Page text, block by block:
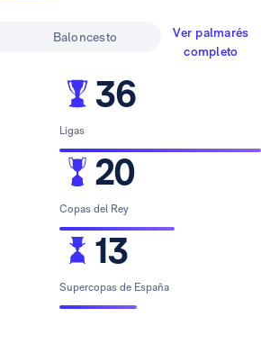
Baloncesto
Ver palmarés
completo
36
Ligas
20
Copas del Rey
13
Supercopas de España